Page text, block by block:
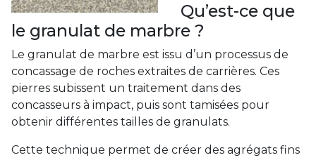
Qu’est-ce que
le granulat de marbre ?
Le granulat de marbre est issu d’un processus de
concassage de roches extraites de carrières. Ces
pierres subissent un traitement dans des
concasseurs à impact, puis sont tamisées pour
obtenir différentes tailles de granulats.
Cette technique permet de créer des agrégats fins